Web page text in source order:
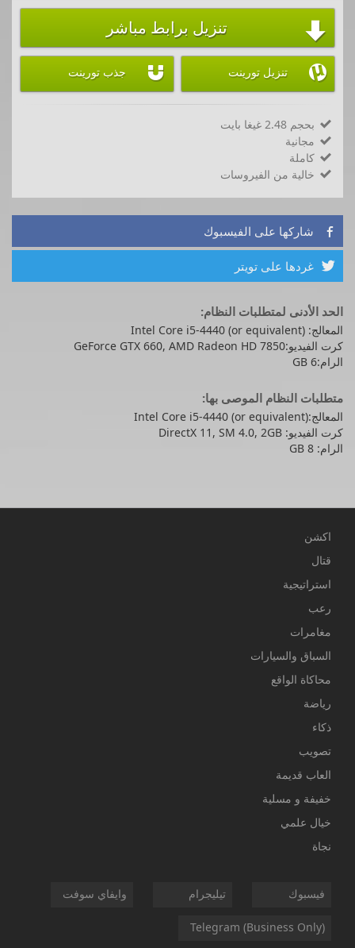
 تنزيل برابط مباشر
 تنزيل تورينت  جذب تورينت
 بحجم 2.48 غيغا بايت
 مجانية
 كاملة
 خالية من الفيروسات
 شاركها على الفيسبوك
 غردها على تويتر
الحد الأدنى لمتطلبات النظام:
المعالج: Intel Core i5-4440 (or equivalent)
كرت الفيديو:GeForce GTX 660, AMD Radeon HD 7850
الرام:6 GB
متطلبات النظام الموصى بها:
المعالج:Intel Core i5-4440 (or equivalent)
كرت الفيديو: DirectX 11, SM 4.0, 2GB
الرام: 8 GB
اكشن
قتال
استراتيجية
رعب
مغامرات
السباق والسيارات
محاكاة الواقع
رياضة
ذكاء
تصويب
العاب قديمة
خفيفة و مسلية
خيال علمي
نجاة
فيسبوك تيليجرام وايفاي سوفت
Telegram (Business Only)